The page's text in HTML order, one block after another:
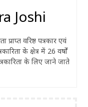
Joshi
प्राप्त वरिष्ठ पत्रकार एवं
के क्षेत्र में 26 वर्षों
के लिए जाने जाते